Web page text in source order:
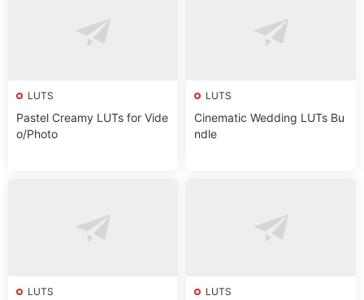
LUTS
Pastel Creamy LUTs for Vide
o/Photo
LUTS
Cinematic Wedding LUTs Bu
ndle
LUTS LUTS